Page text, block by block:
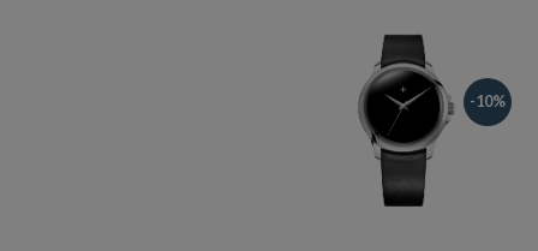
-10%